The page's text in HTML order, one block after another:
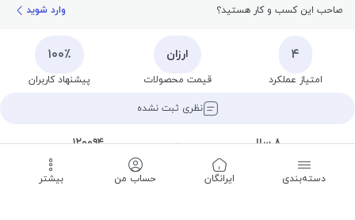
صاحب این کسب و کار هستید؟ وارد شوید
۴
امتیاز عملکرد
ارزان
قیمت محصولات
۱۰۰٪
پیشنهاد کاربران
نظری ثبت نشده
۸ سال ۱۲۰۰۹۴
شماره نظام پزشکی
دسته‌بندی ‌ایرانگان حساب من بیشتر